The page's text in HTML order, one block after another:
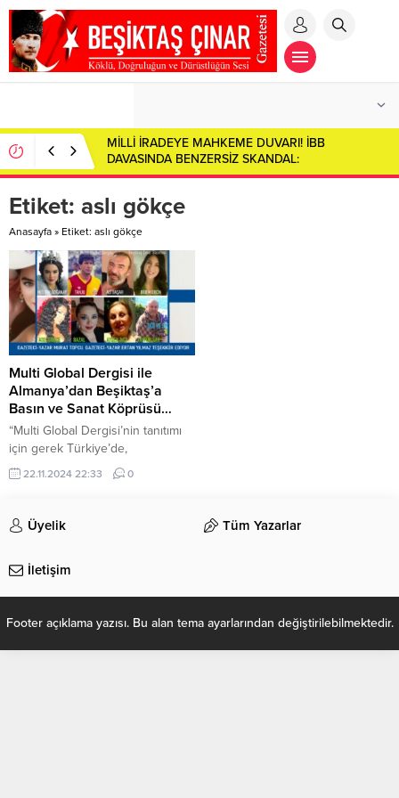
MİLLİ İRADEYE MAHKEME DUVARI! İBB
DAVASINDA BENZERSİZ SKANDAL:
CUMHURBAŞKANI ADAYI İMAMOĞLU SALONDAN
Etiket: aslı gökçe
Anasayfa » Etiket: aslı gökçe
Multi Global Dergisi ile
Almanya’dan Beşiktaş’a
Basın ve Sanat Köprüsü…
“Multi Global Dergisi’nin tanıtımı
için gerek Türkiye’de,
Almanya’da, gerekse diğer
ülkelerde mankenler, sinema
oyuncuları siyasiler ve ses
sanatçıları, küçük videolarla başarı
destekliyor. Bu değerli
Uluslararası Almanya Basın
22.11.2024 22:33 0
Üyelik Tüm Yazarlar
İletişim
Footer açıklama yazısı. Bu alan tema ayarlarından değiştirilebilmektedir.